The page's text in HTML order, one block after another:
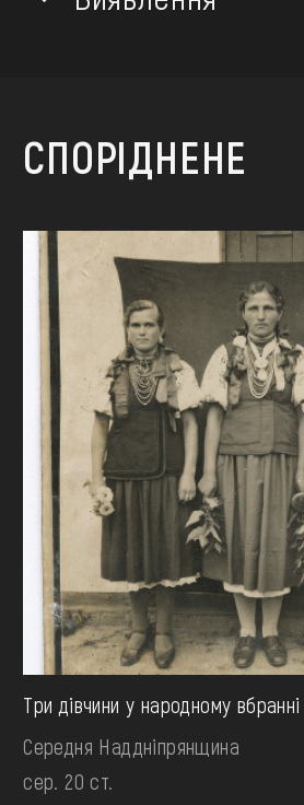
СПОРІДНЕНЕ
Три дівчини у народному вбранні
Середня Наддніпрянщина
сер. 20 ст.